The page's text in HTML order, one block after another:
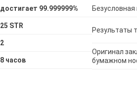
достигает 99.999999%
25 STR
2
8 часов
Безусловная
Результаты
Оригинал
бумажном